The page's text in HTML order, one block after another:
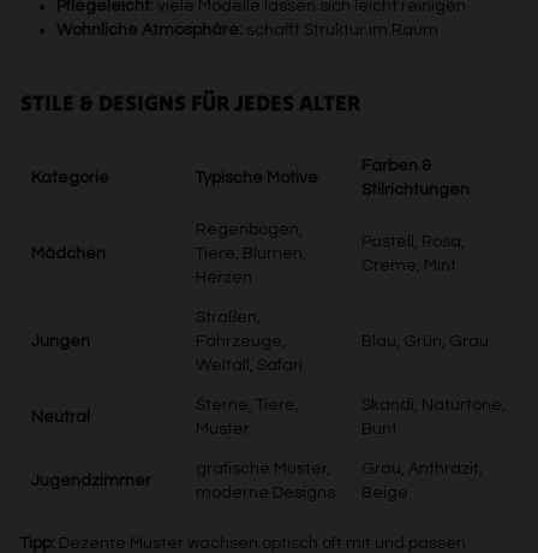
Pflegeleicht: viele Modelle lassen sich leicht reinigen
Wohnliche Atmosphäre: schafft Struktur im Raum
STILE & DESIGNS FÜR JEDES ALTER
Kategorie Typische Motive
Farben &
Stilrichtungen
Mädchen
Regenbogen,
Tiere, Blumen,
Herzen
Pastell, Rosa,
Creme, Mint
Jungen
Straßen,
Fahrzeuge,
Weltall, Safari
Blau, Grün, Grau
Neutral
Sterne, Tiere,
Muster
Skandi, Naturtöne,
Bunt
Jugendzimmer
grafische Muster,
moderne Designs
Grau, Anthrazit,
Beige
Tipp: Dezente Muster wachsen optisch oft mit und passen